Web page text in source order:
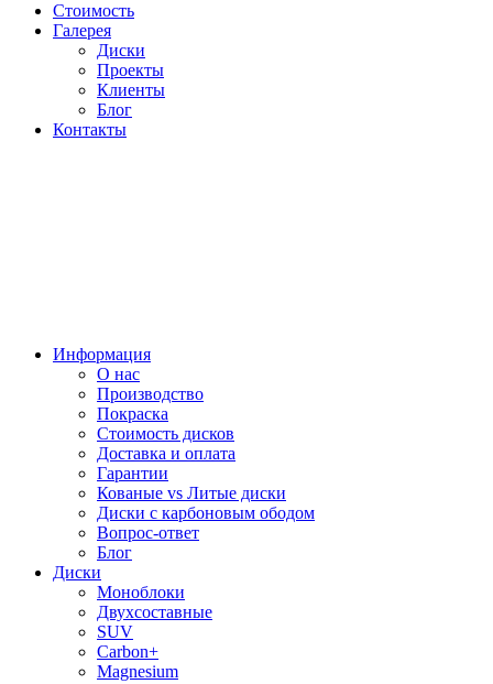
Стоимость
Галерея
Диски
Проекты
Клиенты
Блог
Контакты
Информация
О нас
Производство
Покраска
Стоимость дисков
Доставка и оплата
Гарантии
Кованые vs Литые диски
Диски с карбоновым ободом
Вопрос-ответ
Блог
Диски
Моноблоки
Двухсоставные
SUV
Carbon+
Magnesium